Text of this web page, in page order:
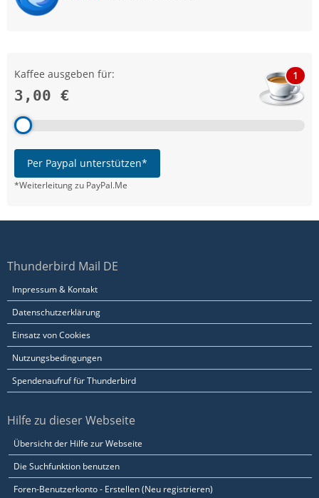
Kaffee ausgeben für:
3,00 €
1
Per Paypal unterstützen*
*Weiterleitung zu PayPal.Me
Thunderbird Mail DE
Impressum & Kontakt
Datenschutzerklärung
Einsatz von Cookies
Nutzungsbedingungen
Spendenaufruf für Thunderbird
Hilfe zu dieser Webseite
Übersicht der Hilfe zur Webseite
Die Suchfunktion benutzen
Foren-Benutzerkonto - Erstellen (Neu registrieren)